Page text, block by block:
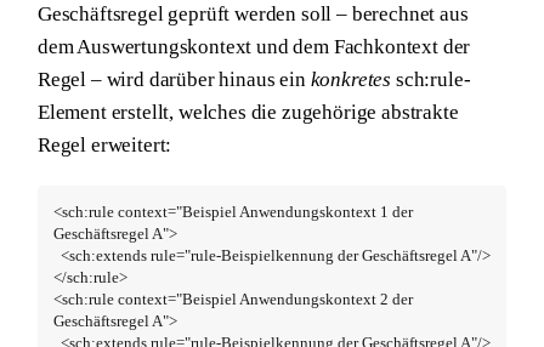
Geschäftsregel geprüft werden soll – berechnet aus
dem Auswertungskontext und dem Fachkontext der
Regel – wird darüber hinaus ein konkretes sch:rule-
Element erstellt, welches die zugehörige abstrakte
Regel erweitert:
<sch:rule context="Beispiel Anwendungskontext 1 der
Geschäftsregel A">
</sch:rule>
<sch:rule context="Beispiel Anwendungskontext 2 der
Geschäftsregel A">